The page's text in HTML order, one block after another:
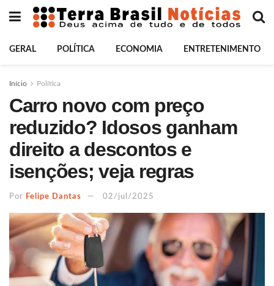
GERAL POLÍTICA ECONOMIA ENTRETENIMENTO
Início Política
Carro novo com preço
reduzido? Idosos ganham
direito a descontos e
isenções; veja regras
Por Felipe Dantas 02/jul/2025